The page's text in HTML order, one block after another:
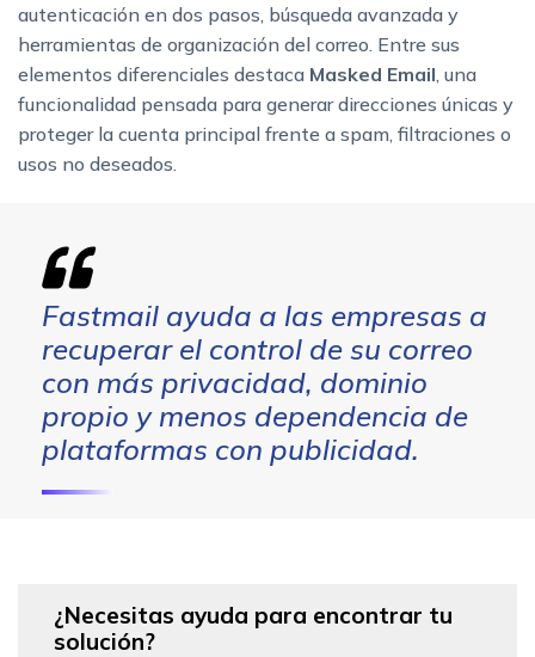
autenticación en dos pasos, búsqueda avanzada y
herramientas de organización del correo. Entre sus
elementos diferenciales destaca Masked Email , una
funcionalidad pensada para generar direcciones únicas y
proteger la cuenta principal frente a spam, filtraciones o
usos no deseados.
Fastmail ayuda a las empresas a
recuperar el control de su correo
con más privacidad, dominio
propio y menos dependencia de
plataformas con publicidad.
¿Necesitas ayuda para encontrar tu
solución?